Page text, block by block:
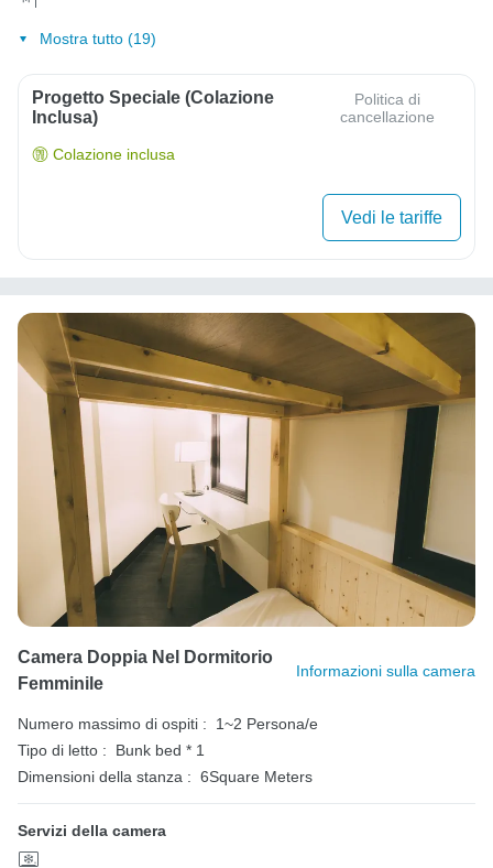
Mostra tutto (19)
Progetto Speciale (colazione
Inclusa)
Politica di
cancellazione
Colazione inclusa
Vedi le tariffe
Camera Doppia Nel Dormitorio
Femminile
Informazioni sulla camera
Numero massimo di ospiti :
1~2 Persona/e
Tipo di letto :
Bunk bed * 1
Dimensioni della stanza : 6Square Meters
Servizi della camera